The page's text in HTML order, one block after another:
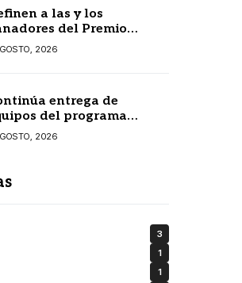
a las y los
del Premio
de las Juventudes
2026
entrega de
del programa
en el Mar
2026
3
1
1